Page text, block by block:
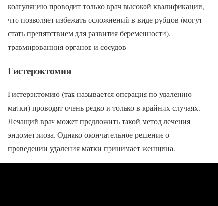
коагуляцию проводит только врач высокой квалификации,
что позволяет избежать осложнений в виде рубцов (могут
стать препятствием для развития беременности),
травмированния органов и сосудов.
Гистерэктомия
Гистерэктомию (так называется операция по удалению
матки) проводят очень редко и только в крайних случаях.
Лечащий врач может предложить такой метод лечения
эндометриоза. Однако окончательное решение о
проведении удаления матки принимает женщина.